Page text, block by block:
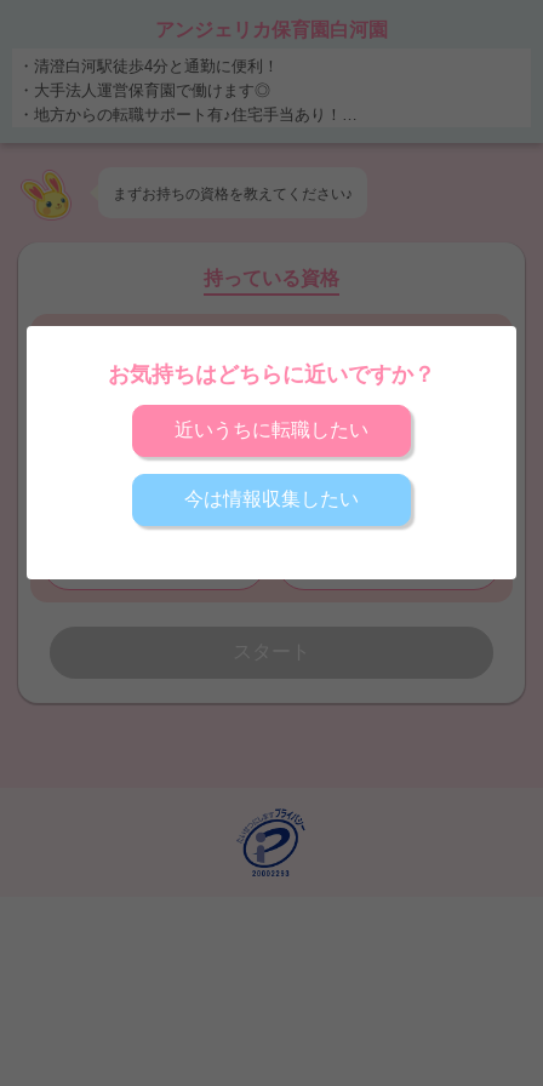
アンジェリカ保育園白河園
・清澄白河駅徒歩4分と通勤に便利！
・大手法人運営保育園で働けます◎
・地方からの転職サポート有♪住宅手当あり！
あり！ ・研修制度や待遇面の充実☆
まずお持ちの資格を教えてください♪
持っている資格
保育士 幼稚園教諭
保育士取得見込 幼稚園教諭取得見込
地域限定保育士
お気持ちはどちらに近いですか？
近いうちに転職したい
今は情報収集したい